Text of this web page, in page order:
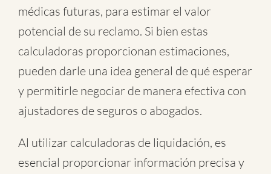
médicas futuras, para estimar el valor
potencial de su reclamo. Si bien estas
calculadoras proporcionan estimaciones,
pueden darle una idea general de qué esperar
y permitirle negociar de manera efectiva con
ajustadores de seguros o abogados.
Al utilizar calculadoras de liquidación, es
esencial proporcionar información precisa y